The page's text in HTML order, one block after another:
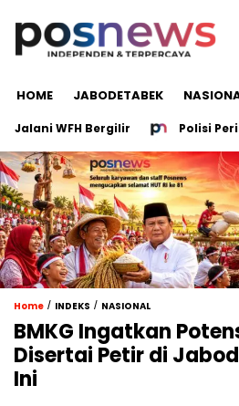
HOME JABODETABEK
WFH Bergilir Polisi Periksa
Home / INDEKS / NASIONAL
BMKG Ingatkan
Disertai Petir di
Ini